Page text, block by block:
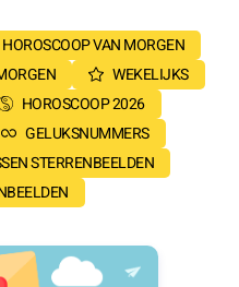
HOROSCOOP VAN MORGEN
WEKELIJKS
HOROSCOOP 2026
GELUKSNUMMERS
STERRENBEELDEN